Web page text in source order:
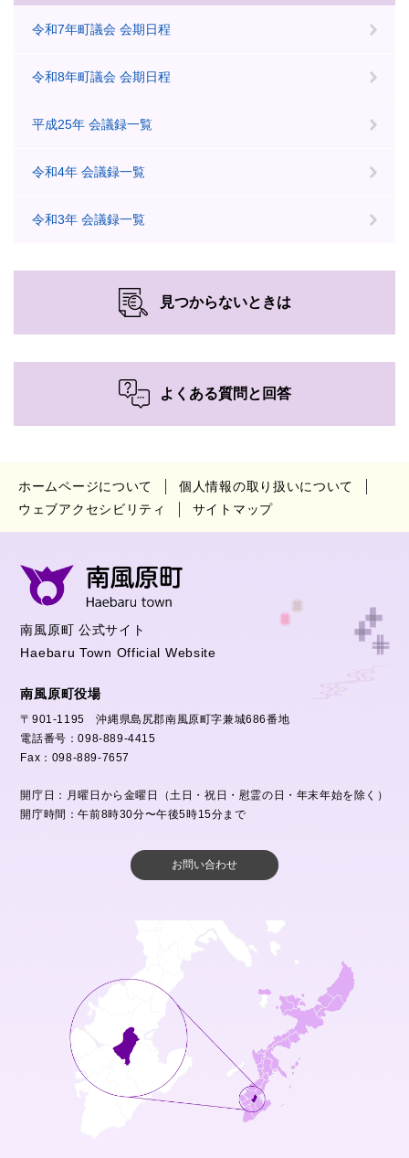
令和7年町議会 会期日程
令和8年町議会 会期日程
平成25年 会議録一覧
令和4年 会議録一覧
令和3年 会議録一覧
見つからないときは
よくある質問と回答
ホームページについて
個人情報の取り扱いについて
ウェブアクセシビリティ
サイトマップ
南風原町 公式サイト
Haebaru Town Official Website
南風原町役場
〒901-1195 沖縄県島尻郡南風原町字兼城686番地
電話番号：098-889-4415
Fax：098-889-7657
開庁日：月曜日から金曜日（土日・祝日・慰霊の日・年末年始を除く）
開庁時間：午前8時30分〜午後5時15分まで
お問い合わせ